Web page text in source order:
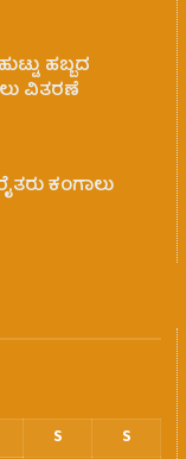
ಹಬ್ಬದ
ವಿತರಣೆ
ಕಂಗಾಲು
S
S